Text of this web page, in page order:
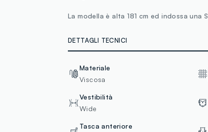
La modella è alta 181 cm ed indossa una S
DETTAGLI TECNICI
Materiale
Viscosa
Vestibilità
Wide
Tasca anteriore